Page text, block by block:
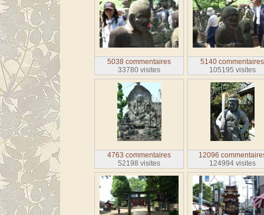
5038 commentaires
33780 visites
5140 commentaires
105195 visites
4763 commentaires
52198 visites
12096
124994 visites